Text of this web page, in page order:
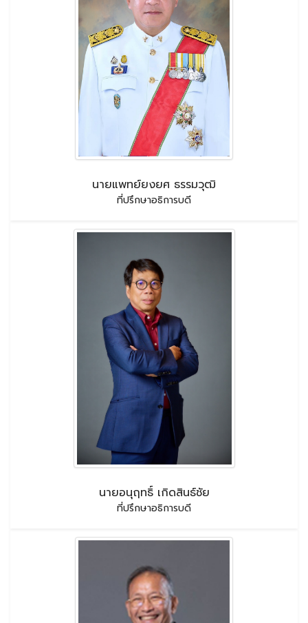
นายแพทย์ยงยศ ธรรมวุฒิ
ที่ปรึกษาอธิการบดี
นายอนุฤทธิ์ เกิดสินธ์ชัย
ที่ปรึกษาอธิการบดี